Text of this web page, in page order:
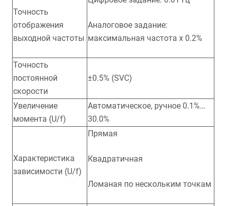
Точность
отображения
выходной частоты
Аналоговое задание:
максимальная частота x 0.2%
Точность
постоянной
скорости
±0.5% (SVC)
Увеличение
момента (U/f)
Автоматическое, ручное 0.1%…
30.0%
Характеристика
зависимости (U/f)
Прямая
Квадратичная
Ломаная по нескольким точкам